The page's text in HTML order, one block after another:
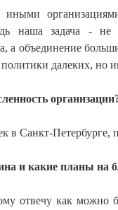
иными
наша задача - не
а объединение
политики далеких,
в Санкт-
и какие планы на
отвечу как можно